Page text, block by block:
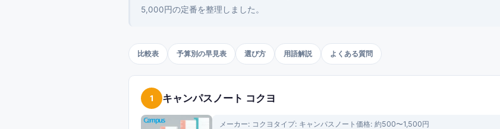
5,000円の定番を整理しました。
比較表 予算別の早見表 選び方 用語解説 よくある質問
1 キャンパスノート コクヨ
メーカー: コクヨ タイプ: キャンパスノート 価格: 約500〜1,500円